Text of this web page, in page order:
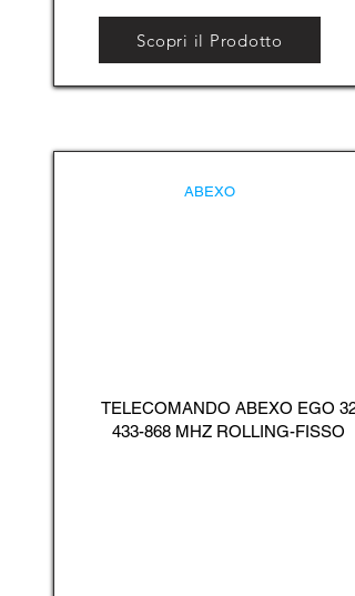
Scopri il Prodotto
ABEXO
TELECOMANDO ABEXO EGO 32
433-868 MHZ ROLLING-FISSO